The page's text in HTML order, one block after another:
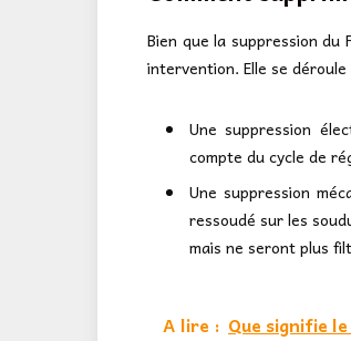
Bien que la suppression
intervention. Elle se
Une suppression
compte du cycle de
Une suppression
ressoudé sur les
mais ne seront plus
A lire : Que signifie